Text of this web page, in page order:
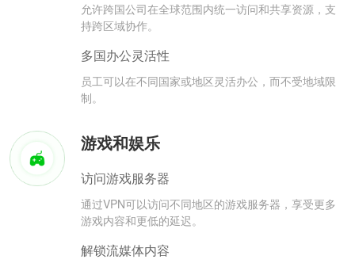
允许跨国公司在全球范围内统一访问和共享资源，支
持跨区域协作。
多国办公灵活性
员工可以在不同国家或地区灵活办公，而不受地域限
制。
游戏和娱乐
访问游戏服务器
通过VPN可以访问不同地区的游戏服务器，享受更多
游戏内容和更低的延迟。
解锁流媒体内容